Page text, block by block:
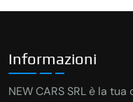
Informazioni
NEW CARS SRL è la